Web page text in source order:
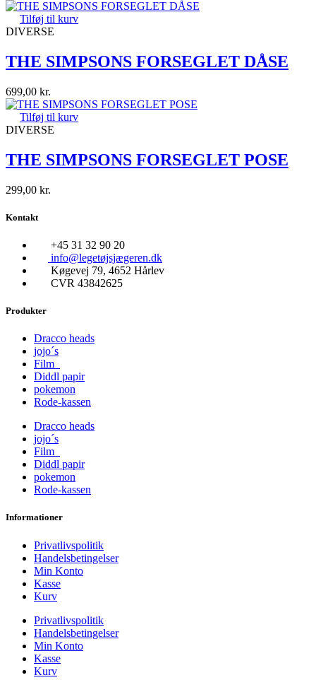
Tilføj til kurv
DIVERSE
THE SIMPSONS FORSEGLET DÅSE
699,00 kr.
Tilføj til kurv
DIVERSE
THE SIMPSONS FORSEGLET POSE
299,00 kr.
Kontakt
+45 31 32 90 20
info@legetøjsjægeren.dk
Køgevej 79, 4652 Hårlev
CVR 43842625
Produkter
Dracco heads
jojo´s
Film
Diddl papir
pokemon
Rode-kassen
Dracco heads
jojo´s
Film
Diddl papir
pokemon
Rode-kassen
Informationer
Privatlivspolitik
Handelsbetingelser
Min Konto
Kasse
Kurv
Privatlivspolitik
Handelsbetingelser
Min Konto
Kasse
Kurv